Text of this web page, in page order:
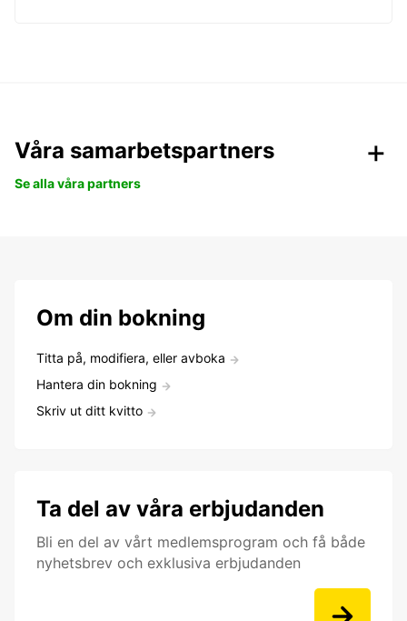
Våra samarbetspartners
Se alla våra partners
Om din bokning
Titta på, modifiera, eller avboka
Hantera din bokning
Skriv ut ditt kvitto
Ta del av våra erbjudanden
Bli en del av vårt medlemsprogram och få både
nyhetsbrev och exklusiva erbjudanden